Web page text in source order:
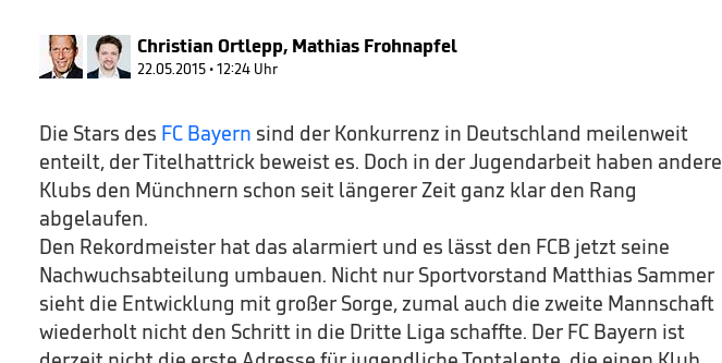
Christian Ortlepp, Mathias Frohnapfel
22.05.2015 • 12:24 Uhr
Die Stars des FC Bayern sind der Konkurrenz in Deutschland meilenweit
enteilt, der Titelhattrick beweist es. Doch in der Jugendarbeit haben andere
Klubs den Münchnern schon seit längerer Zeit ganz klar den Rang
abgelaufen.
Den Rekordmeister hat das alarmiert und es lässt den FCB jetzt seine
Nachwuchsabteilung umbauen. Nicht nur Sportvorstand Matthias Sammer
sieht die Entwicklung mit großer Sorge, zumal auch die zweite Mannschaft
wiederholt nicht den Schritt in die Dritte Liga schaffte. Der FC Bayern ist